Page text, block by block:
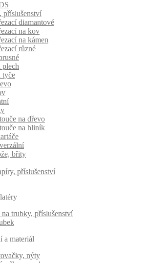
příslušenství
diamantové
na kov
na kámen
různé
plech
tyče
na dřevo
na hliník
břity
příslušenství
trubky, příslušenství
a materiál
nýty